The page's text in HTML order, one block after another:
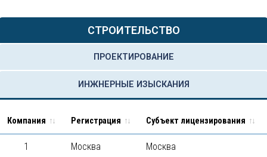
СТРОИТЕЛЬСТВО
ПРОЕКТИРОВАНИЕ
ИНЖНЕРНЫЕ ИЗЫСКАНИЯ
Компания Регистрация Субъект лицензирования
1 Москва Москва